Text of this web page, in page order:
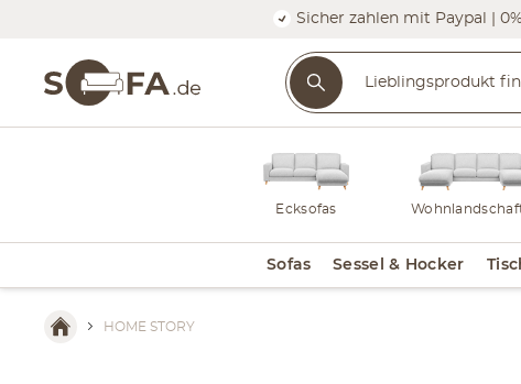
Sicher zahlen mit Paypal |
Ecksofas
Sofas Sessel & Hocker
HOME STORY